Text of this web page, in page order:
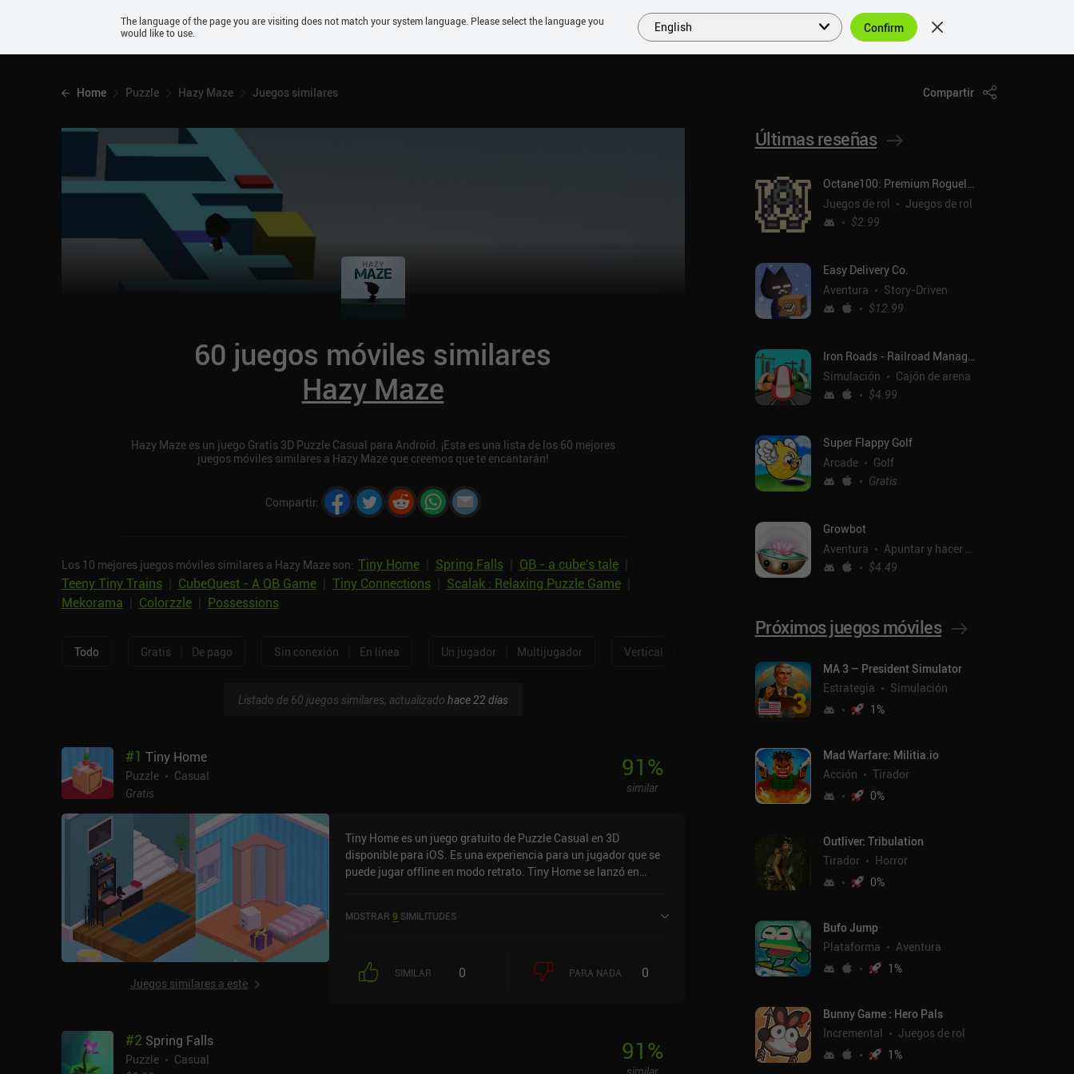
Android
PRÓXIMOS SIMILARES COLECCIONES TOP ES
Home Puzzle Hazy Maze Juegos similares Compartir
60 juegos móviles similares
Hazy Maze
Hazy Maze es un juego Gratis 3D Puzzle Casual para Android. ¡Esta es una lista de los 60 mejores
juegos móviles similares a Hazy Maze que creemos que te encantarán!
Compartir:
Los 10 mejores juegos móviles similares a Hazy Maze son: Tiny Home| Spring Falls| QB - a cube's tale|
Teeny Tiny Trains| CubeQuest - A QB Game| Tiny Connections| Scalak : Relaxing Puzzle Game|
Mekorama
Colorzzle| Possessions
Todo Gratis De pago Sin conexión En línea Un jugador Multijugador Vertical
Listado de 60 juegos similares, actualizado hace 22 días
#1 Tiny Home
Puzzle
Casual
Gratis
91%
similar
Juegos similares a este
Tiny Home es un juego gratuito de Puzzle Casual en 3D
disponible para iOS. Es una experiencia para un jugador que se
puede jugar offline en modo retrato. Tiny Home se lanzó en
MOSTRAR 9 SIMILITUDES
SIMILAR 0 PARA NADA 0
#2 Spring Falls
Puzzle
Casual
91%
Últimas reseñas
Octane100: Premium Roguelike
Juegos de rol
Juegos de rol
$2.99
Easy Delivery Co.
Aventura
Story-Driven
$12.99
Iron Roads - Railroad Manager
Simulación
Cajón de arena
$4.99
Super Flappy Golf
Arcade
Golf
Gratis
Growbot
Aventura
Apuntar y hacer clic
$4.49
Próximos juegos móviles
MA 3 – President Simulator
Estrategia
Simulación
1%
Mad Warfare: Militia.io
Acción
Tirador
0%
Outliver: Tribulation
Tirador
Horror
0%
Bufo Jump
Plataforma
Aventura
1%
Bunny Game : Hero Pals
Incremental
Juegos de rol
1%
The language of the page you are visiting does not match your system language. Please select the language you
would like to use.
English Confirm